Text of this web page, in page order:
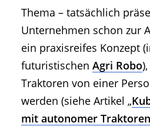
Thema – tatsächlich
Unternehmen schon zur
ein praxisreifes Konzept
futuristischen Agri Robo
Traktoren von einer
werden (siehe Artikel „
mit autonomer